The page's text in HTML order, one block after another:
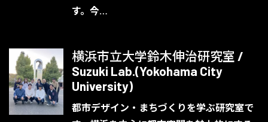
す。今…
横浜市立大学鈴木伸治研究室 /
Suzuki Lab.(Yokohama City
University)
都市デザイン・まちづくりを学ぶ研究室で